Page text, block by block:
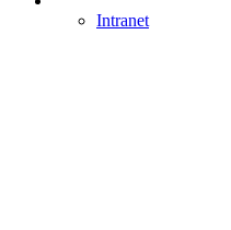
Intranet